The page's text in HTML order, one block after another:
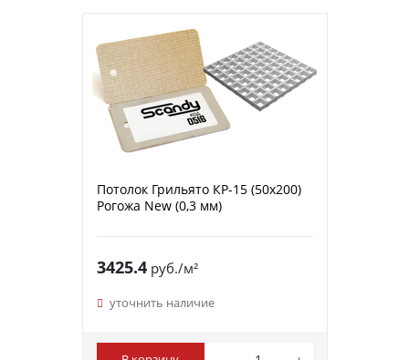
Потолок Грильято КР-15 (50х200)
Рогожа New (0,3 мм)
3425.4руб./м²
уточнить наличие